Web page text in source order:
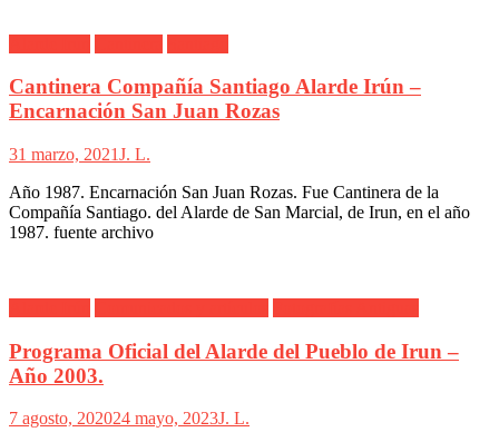
Cantinera Compañía Santiago Alarde Irún –
Encarnación San Juan Rozas
31 marzo, 2021J. L.
Año 1987. Encarnación San Juan Rozas. Fue Cantinera de la
Compañía Santiago. del Alarde de San Marcial, de Irun, en el año
1987. fuente archivo
Programa Oficial del Alarde del Pueblo de Irun –
Año 2003.
7 agosto, 202024 mayo, 2023J. L.